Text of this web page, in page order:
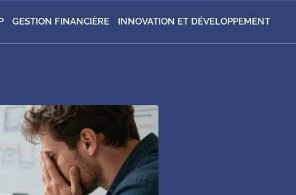
GESTION FINANCIÈRE INNOVATION ET DÉVELOPPEMENT